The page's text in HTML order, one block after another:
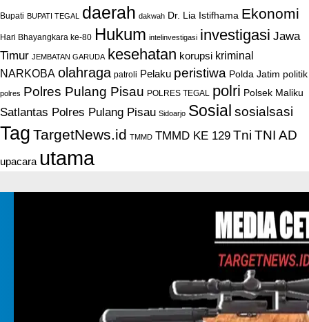
Bupati BUPATI TEGAL daerah dakwah Dr. Lia Istifhama Ekonomi
Hari Bhayangkara ke-80 Hukum intelinvestigasi investigasi Jawa
Timur JEMBATAN GARUDA kesehatan korupsi kriminal
NARKOBA olahraga patroli Pelaku peristiwa Polda Jatim politik
polres Polres Pulang Pisau POLRES TEGAL polri Polsek Maliku
Satlantas Polres Pulang Pisau Sidoarjo Sosial sosialsasi
Tag TargetNews.id TMMD TMMD KE 129 Tni TNI AD
upacara utama